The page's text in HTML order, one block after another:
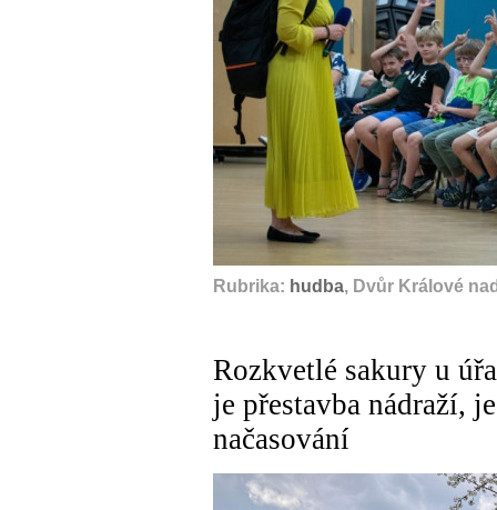
Rubrika: hudba, Dvůr Králové
Rozkvetlé sakury u
je přestavba nádraží,
načasování